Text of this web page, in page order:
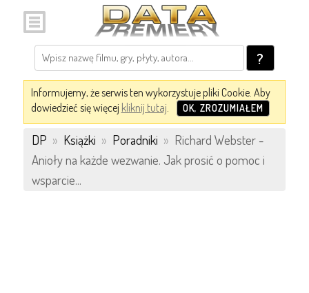
?
Informujemy, że serwis ten wykorzystuje pliki Cookie. Aby
dowiedzieć się więcej kliknij tutaj. OK, ZROZUMIAŁEM
DP » Książki » Poradniki » Richard Webster -
Anioły na każde wezwanie. Jak prosić o pomoc i
wsparcie...